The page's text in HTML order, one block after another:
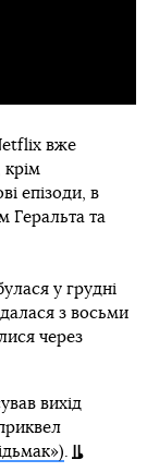
вже
крім
епізоди, в
Геральта та
у грудні
з восьми
через
вихід
.